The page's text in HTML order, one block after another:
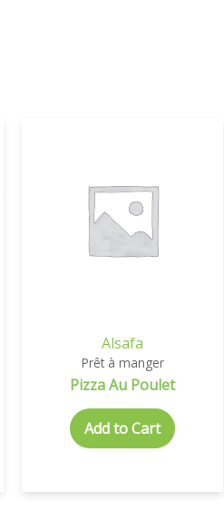
Alsafa
Prêt à manger
Pizza Au Poulet
Add to Cart